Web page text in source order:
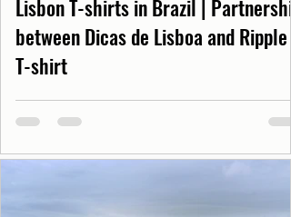
Lisbon T-shirts in Brazil | Partnership
between Dicas de Lisboa and Ripple
T-shirt